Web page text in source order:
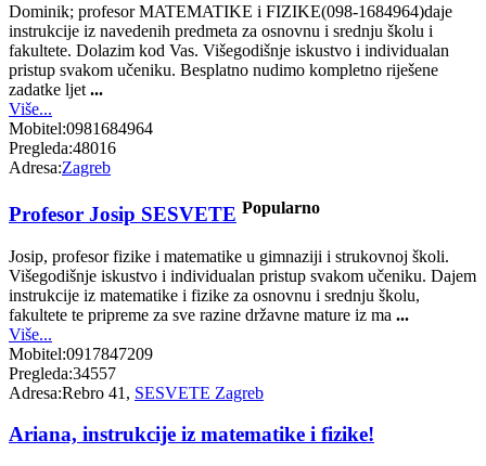
Dominik; profesor MATEMATIKE i FIZIKE(098-1684964)daje
instrukcije iz navedenih predmeta za osnovnu i srednju školu i
fakultete. Dolazim kod Vas. Višegodišnje iskustvo i individualan
pristup svakom učeniku. Besplatno nudimo kompletno riješene
zadatke ljet ...
Više...
Mobitel:0981684964
Pregleda:48016
Adresa:Zagreb
Profesor Josip SESVETE Popularno
Josip, profesor fizike i matematike u gimnaziji i strukovnoj školi.
Višegodišnje iskustvo i individualan pristup svakom učeniku. Dajem
instrukcije iz matematike i fizike za osnovnu i srednju školu,
fakultete te pripreme za sve razine državne mature iz ma ...
Više...
Mobitel:0917847209
Pregleda:34557
Adresa:Rebro 41, SESVETE Zagreb
Ariana, instrukcije iz matematike i fizike!